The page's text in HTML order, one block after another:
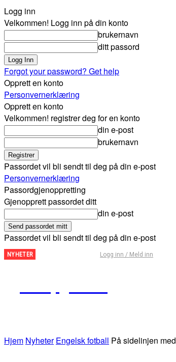
Logg inn
Velkommen! Logg inn på din konto
brukernavn
ditt passord
Forgot your password? Get help
Opprett en konto
Personvernerklæring
Opprett en konto
Velkommen! registrer deg for en konto
din e-post
brukernavn
Passordet vil bli sendt til deg på din e-post
Personvernerklæring
Passordgjenoppretting
Gjenopprett passordet ditt
din e-post
Passordet vil bli sendt til deg på din e-post
NYHETER
– Tips
Logg inn / Meld inn
Hjem Nyheter Engelsk fotball På sidelinjen